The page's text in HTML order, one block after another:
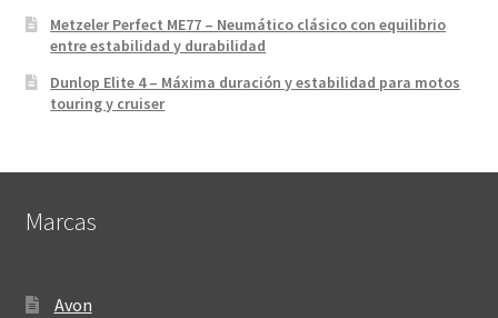
Metzeler Perfect ME77 – Neumático clásico con equilibrio
entre estabilidad y durabilidad
Dunlop Elite 4 – Máxima duración y estabilidad para motos
touring y cruiser
Marcas
Avon